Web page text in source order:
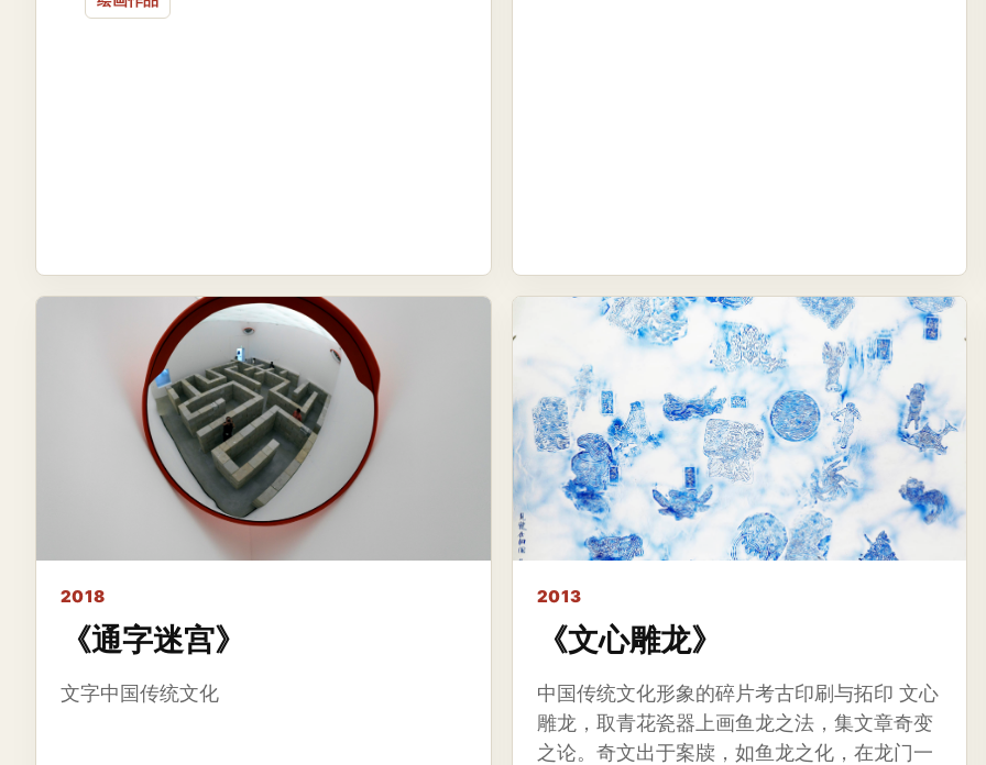
2018
《通字迷宫》
文字中国传统文化
2013
《文心雕龙》
中国传统文化形象的碎片考古印刷与拓印 文心
雕龙，取青花瓷器上画鱼龙之法，集文章奇变
之论。奇文出于案牍，如鱼龙之化，在龙门一